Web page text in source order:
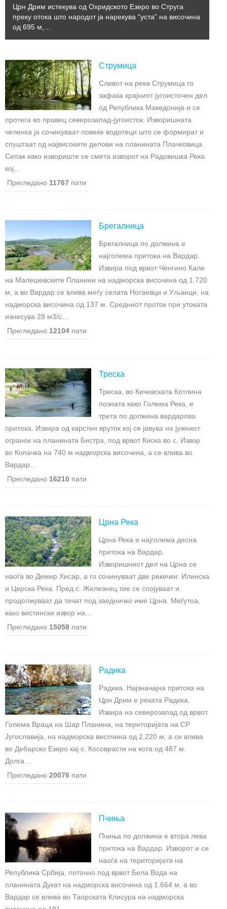
Црн Дрим истекува од Охридското Езеро во Струга
преку отока што народот ја нарекува “уста” на височина
од 695 м,…
Струмица
Сливот на река Струмица го
зафаќа крајниот југоисточен дел
од Република Македонија и се
протега во правец северозапад-југоисток. Изворишната
челенка ја сочинуваат повеќе водотеци што се формират и
спуштаат од највисоките делови на планината Плачковица.
Сепак како извориште се смета изворот на Радовишка Река
кој…
Прегледано 11767 пати
Брегалница
Брегалница по должина е
најголема притока на Вардар.
Извира под врвот Ченгино Кале
на Малешевските Планини на надморска височина од 1.720
м, а во Вардар се влива меѓу селата Ногаевци и Уљанци, на
надморска височина од 137 м. Средниот проток при утоката
изнесува 28 м3/с…
Прегледано 12104 пати
Треска
Треска, во Кичевската Котлина
позната како Голема Река, е
трета по должина вардарова
притока. Извира од карстен вруток кој се јавува на јужниот
огранок на планината Бистра, под врвот Киска во с. Извор
во Копачка на 740 м надморска височина, а се влива во
Вардар…
Прегледано 16210 пати
Црна Река
Црна Река е најголема десна
притока на Вардар.
Изворишниот дел на Црна се
наоѓа во Демир Хисар, а го сочинуваат две рекички: Илинска
и Церска Река. Пред с. Железнец тие се спојуваат и
продолжуваат да течат под заедничко име Црна. Меѓутоа,
како вистински извор на…
Прегледано 15058 пати
Радика
Радика. Најзначајна притока на
Црн Дрим е реката Радика.
Извира на северозапад од врвот
Голема Враца на Шар Планина, на територијата на СР
Југославија, на надморска височина од 2.220 м, а се влива
во Дебарско Езеро кај с. Косоврасти на кота од 487 м.
Долга…
Прегледано 20076 пати
Пчиња
Пчиња по должина е втора лева
притока на Вардар. Изворот и се
наоѓа на територијата на
Република Србија, поточно под врвот Бела Вода на
планината Дукат на надморска височина од 1.664 м, а во
Вардар се влива во Таорската Клисура на надморска